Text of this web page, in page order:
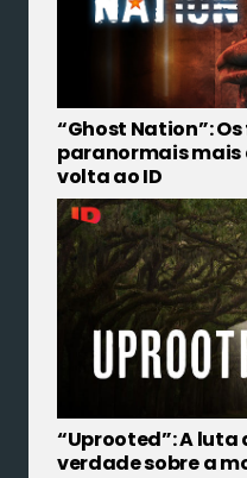
“Ghost Nation”:
paranormais
volta ao ID
“Uprooted”: A
verdade sobre a